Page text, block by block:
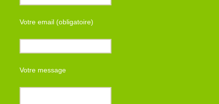
Votre email (obligatoire)
Votre message